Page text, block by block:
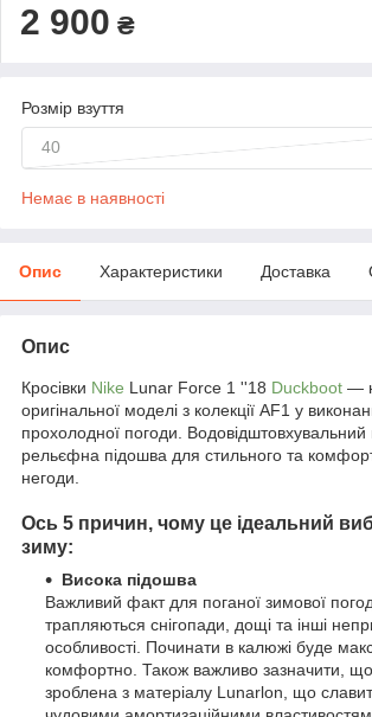
2 900 ₴
Розмір взуття
40
Немає в наявності
Опис Характеристики Доставка
Опис
Кросівки Nike Lunar Force 1 ''18 Duckboot —
оригінальної моделі з колекції AF1 у
прохолодної погоди. Водовідштовхувальний
рельєфна підошва для стильного та
негоди.
Ось 5 причин, чому це ідеальний
зиму:
Висока підошва
Важливий факт для поганої зимової
трапляються снігопади, дощі та інші
особливості. Починати в калюжі буде
комфортно. Також важливо зазначити,
зроблена з матеріалу Lunarlon, що